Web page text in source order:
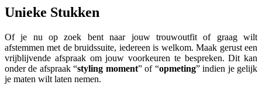
Unieke Stukken
Of je nu op zoek bent naar jouw trouwoutfit of graag wilt
afstemmen met de bruidssuite, iedereen is welkom. Maak gerust een
vrijblijvende afspraak om jouw voorkeuren te bespreken. Dit kan
onder de afspraak “styling moment” of “opmeting” indien je gelijk
je maten wilt laten nemen.